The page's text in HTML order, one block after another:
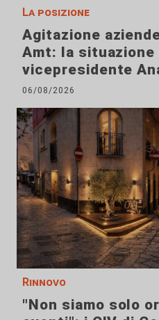
La posizione
Agitazione
Amt: la situazione
vicepresidente
06/08/2026
Rinnovo
"Non siamo solo